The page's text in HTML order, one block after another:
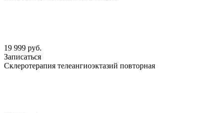
19 999 руб.
Записаться
Склеротерапия телеангиоэктазий повторная